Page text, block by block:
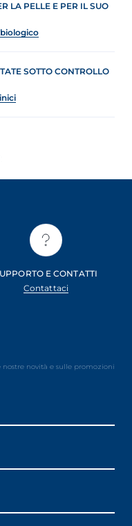
LA PELLE E PER IL SUO
SOTTO CONTROLLO
E CONTATTI
Contattaci
novità e sulle promozioni